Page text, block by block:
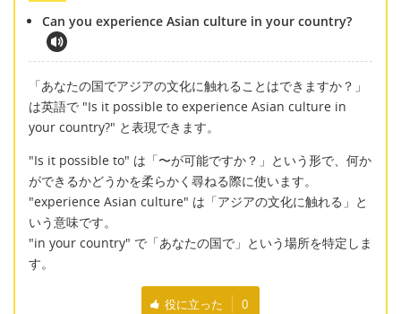
Can you experience Asian culture in your country?
「あなたの国でアジアの文化に触れることはできますか？」
は英語で "Is it possible to experience Asian culture in
your country?" と表現できます。
"Is it possible to" は「〜が可能ですか？」という形で、何か
ができるかどうかを柔らかく尋ねる際に使います。
"experience Asian culture" は「アジアの文化に触れる」と
いう意味です。
"in your country" で「あなたの国で」という場所を特定しま
す。
役に立った 0